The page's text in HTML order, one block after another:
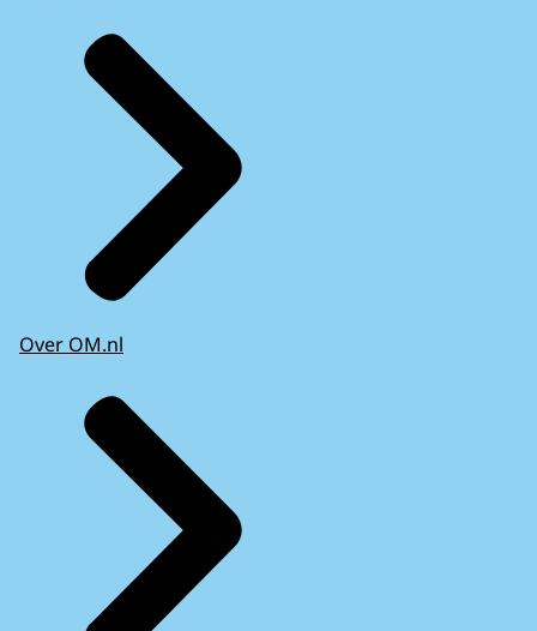
Over OM.nl